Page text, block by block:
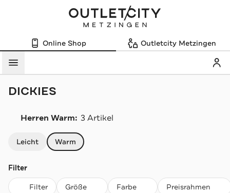
Online Shop Outletcity Metzingen
Menü
DICKIES
Herren Warm: 3 Artikel
Leicht Warm
Filter
Filter Größe Farbe Preisrahmen